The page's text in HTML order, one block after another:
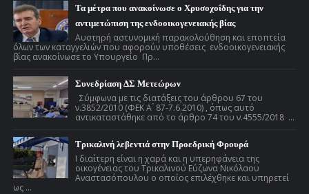
Τα μέτρα που ανακοίνωσε ο Χρυσοχοΐδης για την
αντιμετώπιση της ενδοοικογενειακής βίας
Αυστηρή αστυνομική παρακολούθηση και εποπτεία
όλων των καταγγελιών που αφορούν υποθέσεις ενδοοικογενειακής
βίας ανακοίνωσε το Υπουργείο Πρ...
Συνεδρίαση ΔΣ Μετεώρων
Σύμφωνα με τις διατάξεις του άρθρου 67 του
ν.3852/2010 (ΦΕΚ Α ́ 87-7.6.2010) , όπως αυτό
αντικαταστάθηκε από το άρθρο 74 του ν.4555/2018 ...
Τρικαλινή λεβεντιά στην Προεδρική Φρουρά
Ι διαίτερη είναι η χαρά και η υπερηφάνεια της
οικογένειας του Τρικαλινού Εύζωνα Νικόλαου
Αναστασόπουλου ο οποίος επιλέχθηκε και υπηρετεί
ως ...